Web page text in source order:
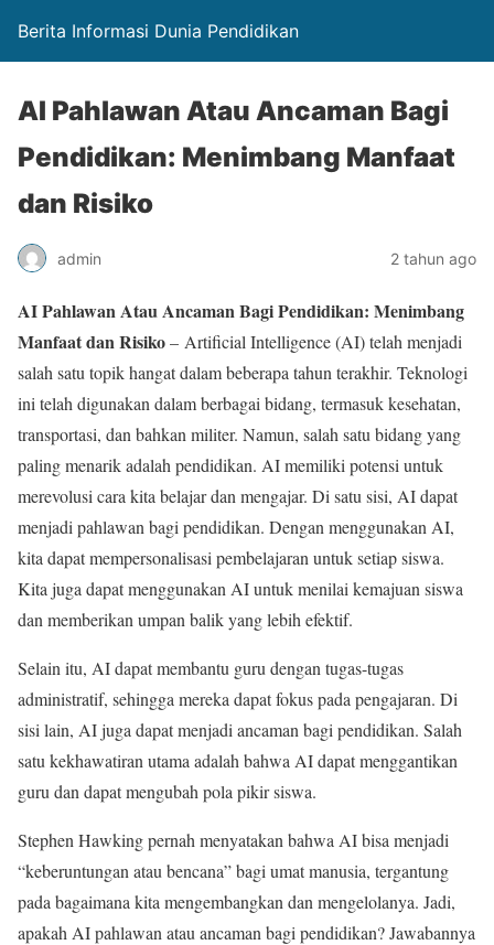
Berita Informasi Dunia Pendidikan
AI Pahlawan Atau Ancaman Bagi
Pendidikan: Menimbang Manfaat
dan Risiko
admin 2 tahun ago
AI Pahlawan Atau Ancaman Bagi Pendidikan: Menimbang
Manfaat dan Risiko– Artificial Intelligence (AI) telah menjadi
salah satu topik hangat dalam beberapa tahun terakhir. Teknologi
ini telah digunakan dalam berbagai bidang, termasuk kesehatan,
transportasi, dan bahkan militer. Namun, salah satu bidang yang
paling menarik adalah pendidikan. AI memiliki potensi untuk
merevolusi cara kita belajar dan mengajar. Di satu sisi, AI dapat
menjadi pahlawan bagi pendidikan. Dengan menggunakan AI,
kita dapat mempersonalisasi pembelajaran untuk setiap siswa.
Kita juga dapat menggunakan AI untuk menilai kemajuan siswa
dan memberikan umpan balik yang lebih efektif.
Selain itu, AI dapat membantu guru dengan tugas-tugas
administratif, sehingga mereka dapat fokus pada pengajaran. Di
sisi lain, AI juga dapat menjadi ancaman bagi pendidikan. Salah
satu kekhawatiran utama adalah bahwa AI dapat menggantikan
guru dan dapat mengubah pola pikir siswa.
Stephen Hawking pernah menyatakan bahwa AI bisa menjadi
“keberuntungan atau bencana” bagi umat manusia, tergantung
pada bagaimana kita mengembangkan dan mengelolanya. Jadi,
apakah AI pahlawan atau ancaman bagi pendidikan? Jawabannya